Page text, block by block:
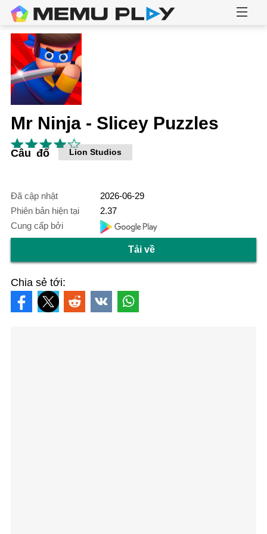
Mr Ninja - Slicey Puzzles
Câu đố Lion Studios
Đã cập nhật
2026-06-29
Phiên bản hiện tại
2.37
Cung cấp bởi
Tải về
Chia sẻ tới: